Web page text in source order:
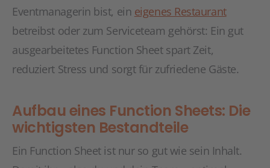
Eventmanagerin bist, ein eigenes Restaurant
betreibst oder zum Serviceteam gehörst: Ein gut
ausgearbeitetes Function Sheet spart Zeit,
reduziert Stress und sorgt für zufriedene Gäste.
Aufbau eines Function Sheets: Die
wichtigsten Bestandteile
Ein Function Sheet ist nur so gut wie sein Inhalt.